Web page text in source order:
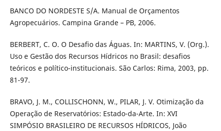
BANCO DO NORDESTE S/A. Manual de Orçamentos
Agropecuários. Campina Grande – PB, 2006.
BERBERT, C. O. O Desafio das Águas. In: MARTINS, V. (Org.).
Uso e Gestão dos Recursos Hídricos no Brasil: desafios
teóricos e político-institucionais. São Carlos: Rima, 2003, pp.
81-97.
BRAVO, J. M., COLLISCHONN, W., PILAR, J. V. Otimização da
Operação de Reservatórios: Estado-da-Arte. In: XVI
SIMPÓSIO BRASILEIRO DE RECURSOS HÍDRICOS, João